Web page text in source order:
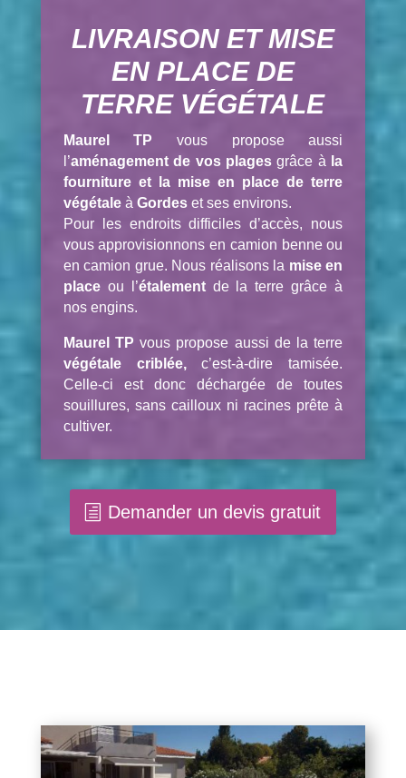
LIVRAISON ET MISE
EN PLACE DE
TERRE VÉGÉTALE
Maurel TP vous propose aussi
l’aménagement de vos plages grâce à la
fourniture et la mise en place de terre
végétaleà Gordeset ses environs.
Pour les endroits difficiles d’accès, nous
vous approvisionnons en camion benne ou
en camion grue. Nous réalisons la mise en
placeou l’étalementde la terre grâce à
nos engins.
Maurel TP vous propose aussi de la terre
végétale criblée,c’est-à-dire tamisée.
Celle-ci est donc déchargée de toutes
souillures, sans cailloux ni racines prête à
cultiver.
Demander un devis gratuit